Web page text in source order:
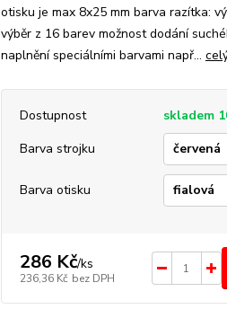
otisku je max 8x25 mm barva razítka:
výběr z 16 barev možnost dodání
naplnění speciálními barvami např...
Dostupnost
skladem
Barva strojku
Barva otisku
286 Kč/ks
236,36 Kč bez DPH